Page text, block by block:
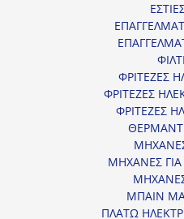
ΦΡΙΤΕΖΕΣ
ΦΡΙΤΕΖΕΣ
ΦΡΙΤΕΖΕΣ
ΜΗΧΑΝΕΣ ΓΙΑ
ΜΠΑΙΝ
ΠΛΑΤΩ